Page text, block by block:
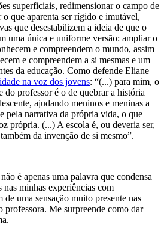
superficiais, redimensionar o campo de
que aparenta ser rígido e imutável,
que desestabilizem a ideia de que o
uma única e uniforme versão: ampliar o
e compreendem o mundo, assim
e compreendem a si mesmas e um
da educação. Como defende Eliane
na voz dos jovens: “(...) para mim, o
do professor é o de quebrar a história
ajudando meninos e meninas a
pela narrativa da própria vida, o que
própria. (...) A escola é, ou deveria ser,
da invenção de si mesmo”.
não é apenas uma palavra que condensa
minhas experiências com
de uma sensação muito presente nas
professora. Me surpreende como dar